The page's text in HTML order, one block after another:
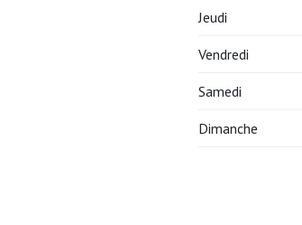
Jeudi
Vendredi
Samedi
Dimanche